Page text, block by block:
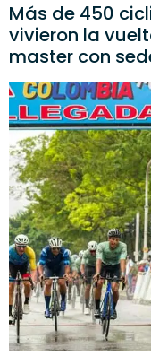
Más de 450
vivieron la
master con